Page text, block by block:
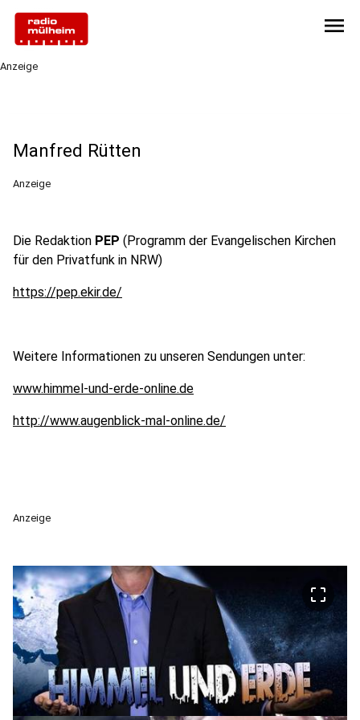
menu
Anzeige
Manfred Rütten
Anzeige
Die Redaktion PEP (Programm der Evangelischen Kirchen
für den Privatfunk in NRW)
https://pep.ekir.de/
Weitere Informationen zu unseren Sendungen unter:
www.himmel-und-erde-online.de
http://www.augenblick-mal-online.de/
Anzeige
crop_free